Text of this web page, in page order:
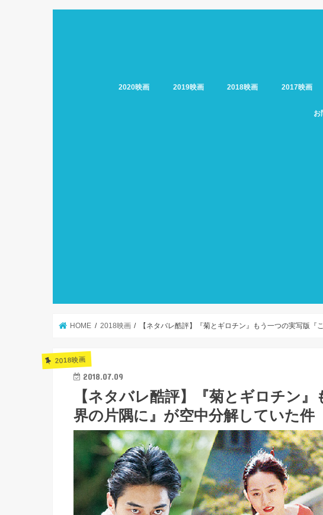
2020映画 2019映画 2018映画 2017映画
お
HOME 2018映画 【ネタバレ酷評】『菊とギロチン』もう一つの実写版『
2018映画
2018.07.09
【ネタバレ酷評】『菊とギロチン
界の片隅に』が空中分解していた件